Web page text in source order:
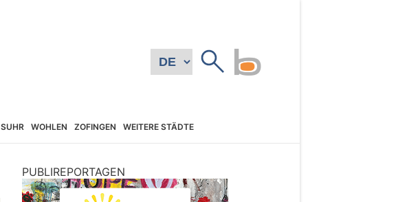
SUHR WOHLEN ZOFINGEN WEITERE STÄDTE
PUBLIREPORTAGEN